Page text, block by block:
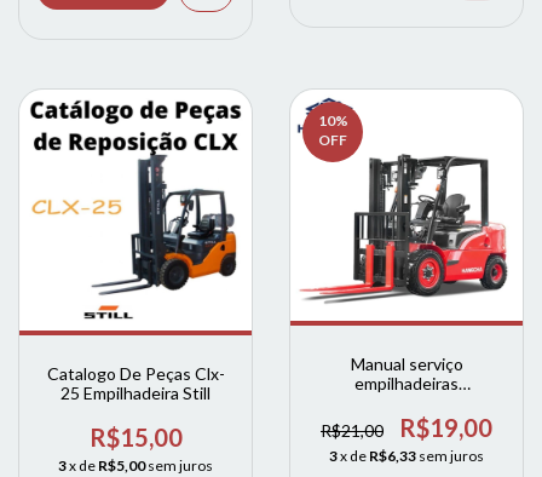
Catalogo De Peças Clx-
25 Empilhadeira Still
R$15,00
3x de R$5,00 sem juros
10%
OFF
Manual serviço
empilhadeiras
HANGCHA SERIE R
R$21,00 R$19,00
3x de R$6,33 sem juros